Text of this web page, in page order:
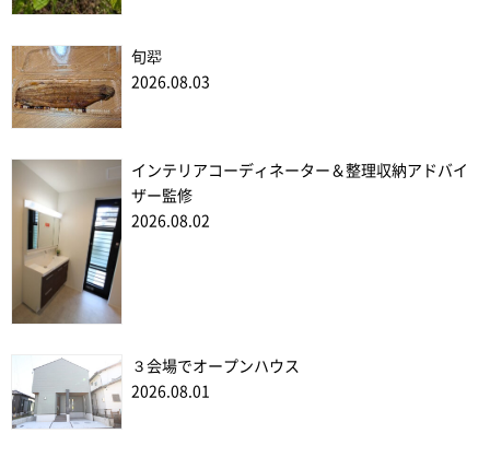
旬翆
2026.08.03
インテリアコーディネーター＆整理収納アドバイ
ザー監修
2026.08.02
３会場でオープンハウス
2026.08.01